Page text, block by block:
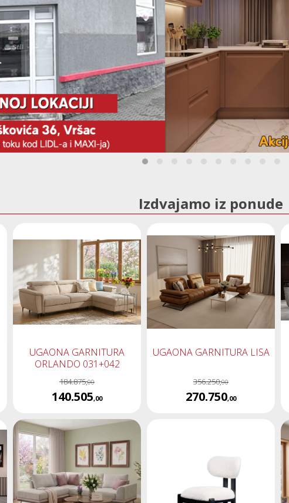
Izdvajamo iz ponude
UGAONA GARNITURA
ORLANDO 031+042
184.875,00
140.505,00
UGAONA GARNITURA LISA
356.250,00
270.750,00